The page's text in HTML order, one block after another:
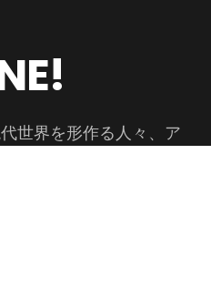
世界を形作る人々、ア